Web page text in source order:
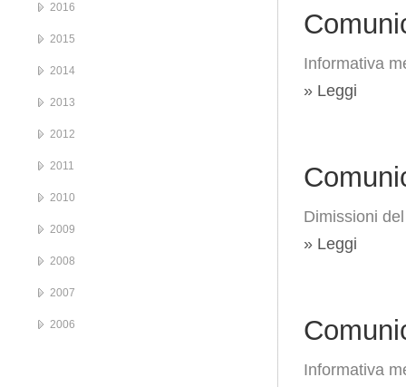
Informativa
» Leggi
Dimissioni
» Leggi
Informativa
2016
2015
2014
2013
2012
2011
2010
2009
2008
2007
2006